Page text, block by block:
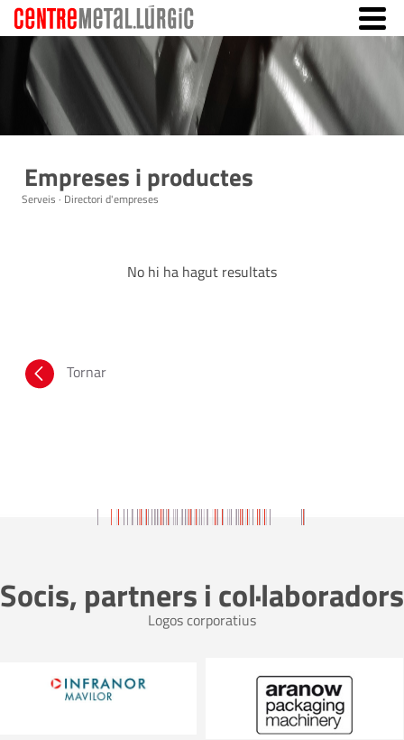
Empreses i productes
Serveis · Directori d'empreses
No hi ha hagut resultats
Tornar
Socis, partners i col·laboradors
Logos corporatius